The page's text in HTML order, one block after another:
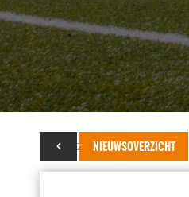
NIEUWSOVERZICHT
12 mei 2014